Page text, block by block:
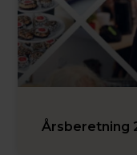
Årsberetning